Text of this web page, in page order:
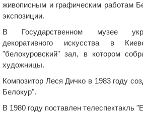
живописным и графическим работам
экспозиции.
В Государственном музее
декоративного искусства в
"белокуровский" зал, в котором
художницы.
Композитор Леся Дичко в 1983 году
Белокур".
В 1980 году поставлен телеспектакль